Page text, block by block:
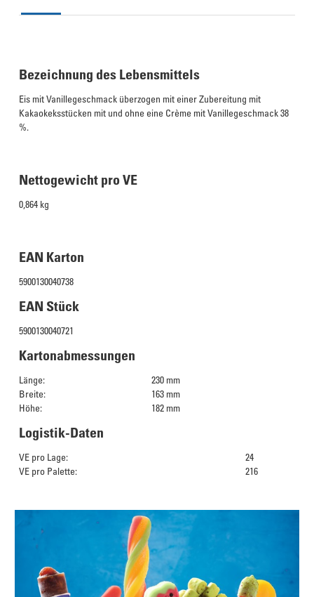
Bezeichnung des Lebensmittels
Eis mit Vanillegeschmack überzogen mit einer Zubereitung mit
Kakaokeksstücken mit und ohne eine Crème mit Vanillegeschmack 38
%.
Nettogewicht pro VE
0,864 kg
EAN Karton
5900130040738
EAN Stück
5900130040721
Kartonabmessungen
Länge:
230 mm
Breite:
163 mm
Höhe:
182 mm
Logistik-Daten
VE pro Lage:
24
VE pro Palette:
216